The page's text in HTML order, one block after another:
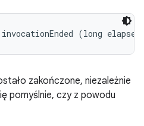
(long
zakończone, niezależnie
pomyślnie, czy z powodu